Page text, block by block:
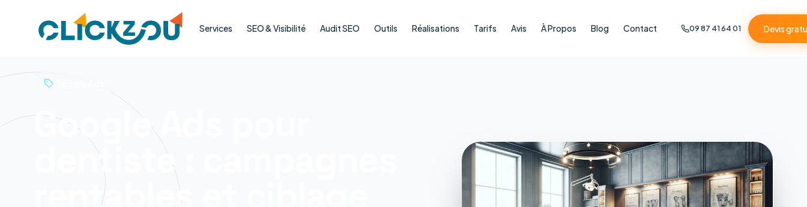
Services SEO & Visibilité Audit SEO Outils Réalisations Tarifs Avis À Propos Blog Contact 09 87 41 64 01 Devis
Google Ads pour
dentiste : campagnes
rentables et ciblage